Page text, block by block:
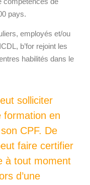
pays.
employés et/ou
b’for rejoint les
habilités dans le
solliciter
formation en
CPF. De
faire certifier
à tout moment
d’une